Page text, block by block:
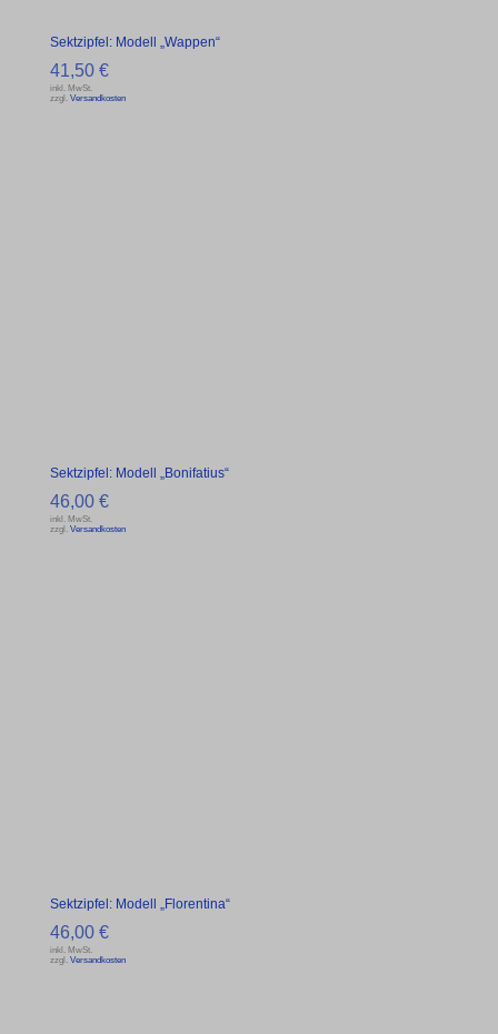
Sektzipfel: Modell „Wappen“
41,50 €
inkl. MwSt.
zzgl. Versandkosten
Sektzipfel: Modell „Bonifatius“
46,00 €
inkl. MwSt.
zzgl. Versandkosten
Sektzipfel: Modell „Florentina“
46,00 €
inkl. MwSt.
zzgl. Versandkosten